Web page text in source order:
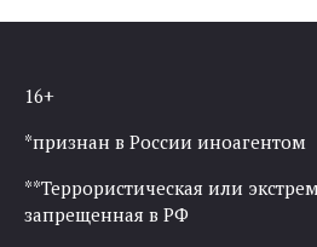
16+
*признан в России иноагентом
**Террористическая или
запрещенная в РФ